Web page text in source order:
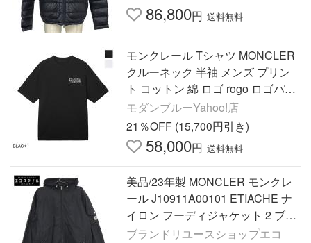
86,800円 送料無料
モンクレール Tシャツ MONCLER
クルーネック 半袖 メンズ プリン
ト コットン 綿 ロゴ rogo ロゴパッ
チ
モダンブルーYahoo!店
21％OFF (15,700円引き)
58,000円 送料無料
美品/23年製 MONCLER モンクレ
ール J10911A00101 ETIACHE ナ
イロン フーディジャケット 2 ブラ
ック メンズ
ブランドリユースショップエコ